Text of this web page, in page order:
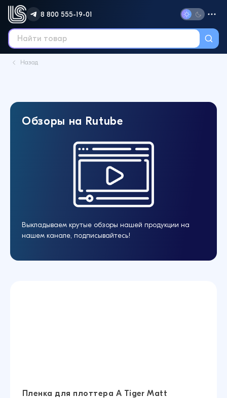
8 800 555-19-01
Назад
Обзоры на Rutube
Выкладываем крутые обзоры нашей продукции на
нашем канале, подписывайтесь!
Пленка для плоттера A Tiger Matt